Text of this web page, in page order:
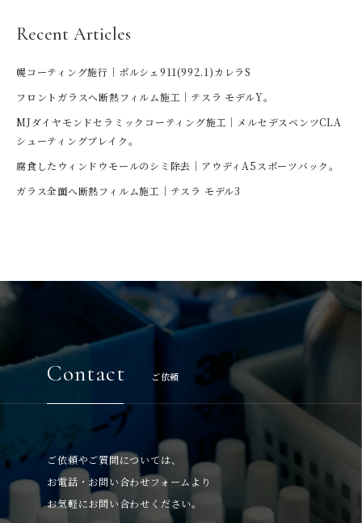
Recent Articles
幌コーティング施行｜ポルシェ911(992.1)カレラS
フロントガラスへ断熱フィルム施工｜テスラ モデルY。
MJダイヤモンドセラミックコーティング施工｜メルセデスベンツCLA
シューティングブレイク。
腐食したウィンドウモールのシミ除去｜アウディA5スポーツバック。
ガラス全面へ断熱フィルム施工｜テスラ モデル3
Contact ご依頼
ご依頼やご質問については、
お電話・お問い合わせフォームより
お気軽にお問い合わせください。